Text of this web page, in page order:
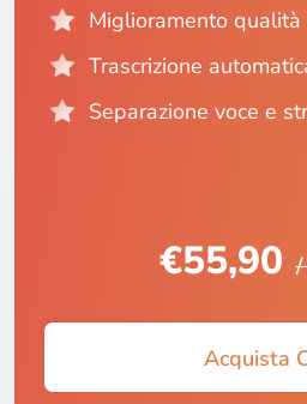
Miglioramento qualità
Trascrizione
Separazione voce e
€55,90 /
Acquista